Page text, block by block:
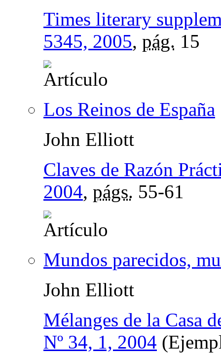
Times literary
5345, 2005, pág. 15
Los Reinos de España
John Elliott
Claves de Razón
2004, págs. 55-61
Mundos parecidos,
John Elliott
Mélanges de la Casa
Nº 34, 1, 2004